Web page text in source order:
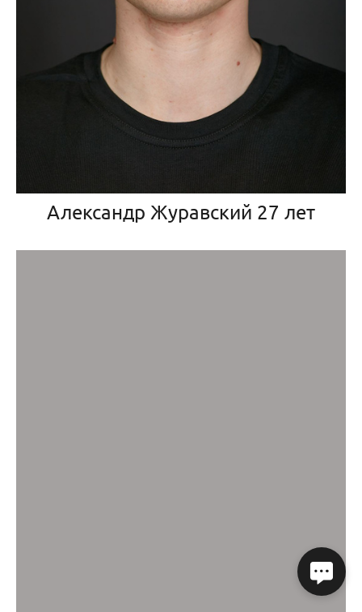
Александр Журавский 27 лет